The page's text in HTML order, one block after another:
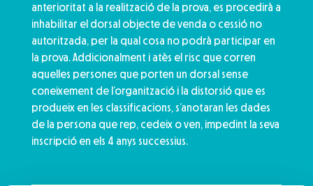
anterioritat a la realització de la prova, es procedirà a
inhabilitar el dorsal objecte de venda o cessió no
autoritzada, per la qual cosa no podrà participar en
la prova. Addicionalment i atès el risc que corren
aquelles persones que porten un dorsal sense
coneixement de l’organització i la distorsió que es
produeix en les classificacions, s’anotaran les dades
de la persona que rep, cedeix o ven, impedint la seva
inscripció en els 4 anys successius.